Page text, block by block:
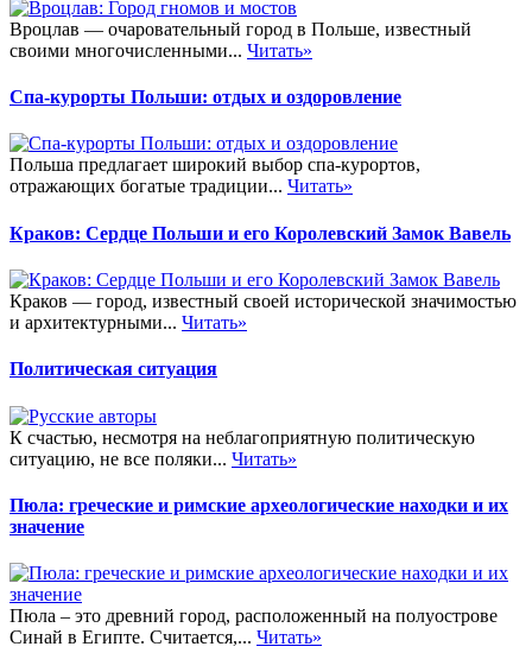
Вроцлав — очаровательный город в Польше, известный
своими многочисленными... Читать»
Спа-курорты Польши: отдых и оздоровление
Польша предлагает широкий выбор спа-курортов,
отражающих богатые традиции... Читать»
Краков: Сердце Польши и его Королевский Замок Вавель
Краков — город, известный своей исторической значимостью
и архитектурными... Читать»
Политическая ситуация
К счастью, несмотря на неблагоприятную политическую
ситуацию, не все поляки... Читать»
Пюла: греческие и римские археологические находки и их
значение
Пюла – это древний город, расположенный на полуострове
Синай в Египте. Считается,... Читать»